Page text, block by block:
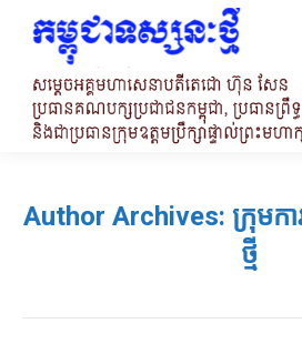
Author Archives: ក្រុមកា
ថ្មី